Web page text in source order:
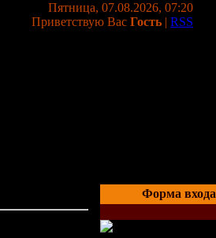
Пятница, 07.08.2026, 07:20
Приветствую Вас Гость | RSS
Форма входа